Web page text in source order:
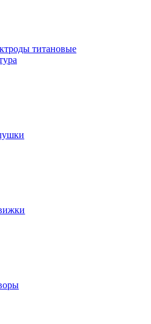
титановые